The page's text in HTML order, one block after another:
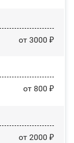
от 3000 ₽
от 800 ₽
от 2000 ₽